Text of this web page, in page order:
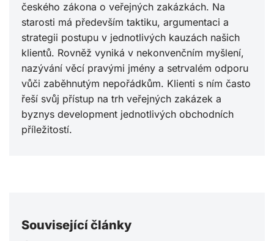
českého zákona o veřejných zakázkách. Na
starosti má především taktiku, argumentaci a
strategii postupu v jednotlivých kauzách našich
klientů. Rovněž vyniká v nekonvenčním myšlení,
nazývání věcí pravými jmény a setrvalém odporu
vůči zaběhnutým nepořádkům. Klienti s ním často
řeší svůj přístup na trh veřejných zakázek a
byznys development jednotlivých obchodních
příležitostí.
Související články